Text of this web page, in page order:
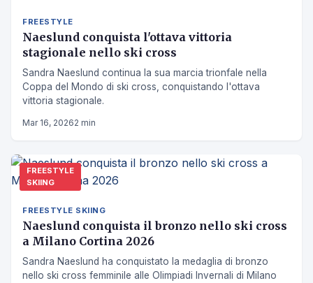
FREESTYLE
Naeslund conquista l'ottava vittoria
stagionale nello ski cross
Sandra Naeslund continua la sua marcia trionfale nella
Coppa del Mondo di ski cross, conquistando l'ottava
vittoria stagionale.
Mar 16, 20262 min
FREESTYLE
SKIING
FREESTYLE SKIING
Naeslund conquista il bronzo nello ski cross
a Milano Cortina 2026
Sandra Naeslund ha conquistato la medaglia di bronzo
nello ski cross femminile alle Olimpiadi Invernali di Milano